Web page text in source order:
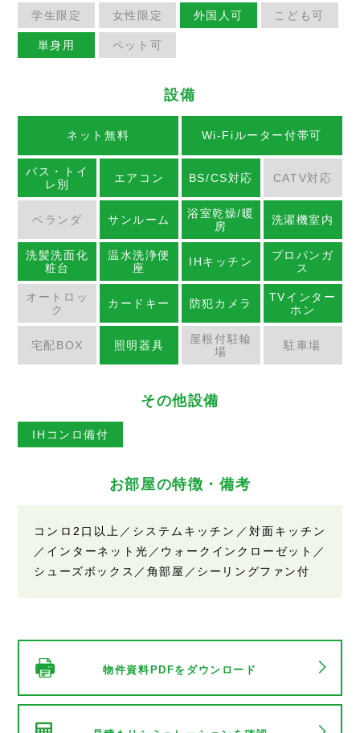
学生限定 女性限定 外国人可 こども可
単身用 ペット可
設備
ネット無料 Wi-Fiルーター付帯可
バス・トイ
レ別
エアコン BS/CS対応 CATV対応
ベランダ サンルーム
浴室乾燥/暖
房
洗濯機室内
洗髪洗面化
粧台
温水洗浄便
座
IHキッチン
プロパンガ
ス
オートロッ
ク
カードキー 防犯カメラ
TVインター
ホン
宅配BOX 照明器具
屋根付駐輪
場
駐車場
その他設備
IHコンロ備付
お部屋の特徴・備考
コンロ2口以上／システムキッチン／対面キッチン
／インターネット光／ウォークインクローゼット／
シューズボックス／角部屋／シーリングファン付
物件資料PDFをダウンロード